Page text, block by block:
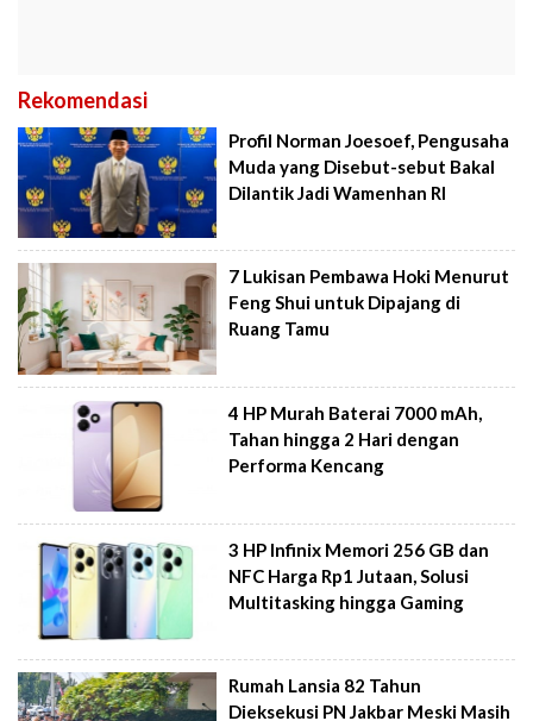
Rekomendasi
Profil Norman Joesoef, Pengusaha
Muda yang Disebut-sebut Bakal
Dilantik Jadi Wamenhan RI
7 Lukisan Pembawa Hoki Menurut
Feng Shui untuk Dipajang di
Ruang Tamu
4 HP Murah Baterai 7000 mAh,
Tahan hingga 2 Hari dengan
Performa Kencang
3 HP Infinix Memori 256 GB dan
NFC Harga Rp1 Jutaan, Solusi
Multitasking hingga Gaming
Rumah Lansia 82 Tahun
Dieksekusi PN Jakbar Meski Masih